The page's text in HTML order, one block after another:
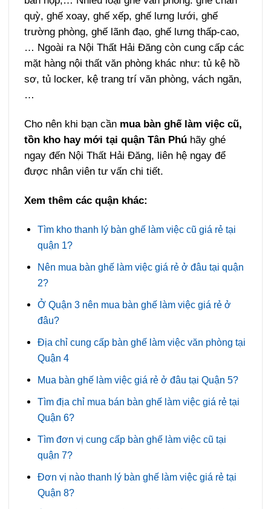
quỳ, ghế xoay, ghế xếp, ghế lưng lưới, ghế
trường phòng, ghế lãnh đạo, ghế lưng thấp-cao,
… Ngoài ra Nội Thất Hải Đăng còn cung cấp các
mặt hàng nội thất văn phòng khác như: tủ kệ hồ
sơ, tủ locker, kệ trang trí văn phòng, vách ngăn,
…
Cho nên khi bạn cần mua bàn ghế làm việc cũ,
tồn kho hay mới tại quận Tân Phú hãy ghé
ngay đến Nội Thất Hải Đăng, liên hệ ngay để
được nhân viên tư vấn chi tiết.
Xem thêm các quận khác:
Tìm kho thanh lý bàn ghế làm việc cũ giá rẻ tại
quận 1?
Nên mua bàn ghế làm việc giá rẻ ở đâu tại quận
2?
Ở Quận 3 nên mua bàn ghế làm việc giá rẻ ở
đâu?
Địa chỉ cung cấp bàn ghế làm việc văn phòng tại
Quận 4
Mua bàn ghế làm việc giá rẻ ở đâu tại Quận 5?
Tìm địa chỉ mua bán bàn ghế làm việc giá rẻ tại
Quận 6?
Tìm đơn vị cung cấp bàn ghế làm việc cũ tại
quận 7?
Đơn vị nào thanh lý bàn ghế làm việc giá rẻ tại
Quận 8?